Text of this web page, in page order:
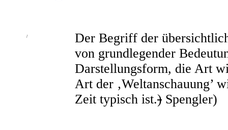
/
Der Begriff der
von grundlegender
Darstellungsform, die Art
Art der ‚Weltanschauung’
Zeit typisch ist.) Spengler)